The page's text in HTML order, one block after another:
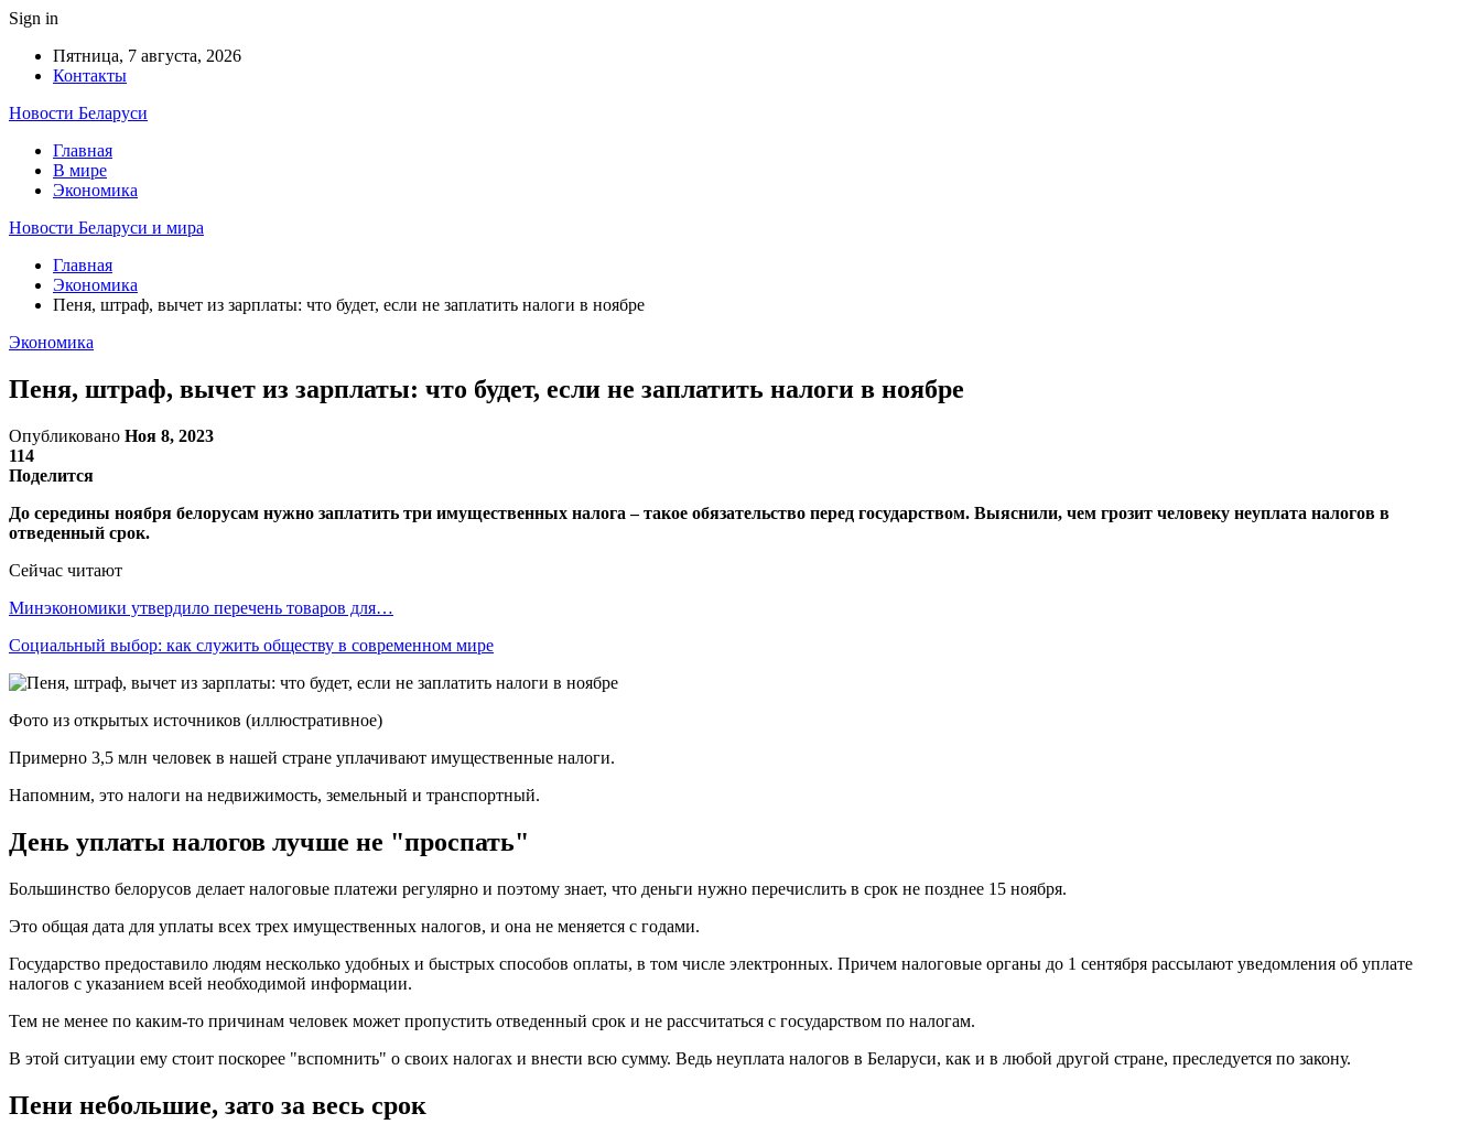
Sign in
Пятница, 7 августа, 2026
Контакты
Новости Беларуси
Главная
В мире
Экономика
Новости Беларуси и мира
Главная
Экономика
Пеня, штраф, вычет из зарплаты: что будет, если не заплатить налоги в ноябре
Экономика
Пеня, штраф, вычет из зарплаты: что будет, если не заплатить налоги в ноябре
Опубликовано Ноя 8, 2023
114
Поделится
До середины ноября белорусам нужно заплатить три имущественных налога – такое обязательство перед государством. Выяснили, чем грозит человеку неуплата налогов в
отведенный срок.
Сейчас читают
Минэкономики утвердило перечень товаров для…
Социальный выбор: как служить обществу в современном мире
Фото из открытых источников (иллюстративное)
Примерно 3,5 млн человек в нашей стране уплачивают имущественные налоги.
Напомним, это налоги на недвижимость, земельный и транспортный.
День уплаты налогов лучше не "проспать"
Большинство белорусов делает налоговые платежи регулярно и поэтому знает, что деньги нужно перечислить в срок не позднее 15 ноября.
Это общая дата для уплаты всех трех имущественных налогов, и она не меняется с годами.
Государство предоставило людям несколько удобных и быстрых способов оплаты, в том числе электронных. Причем налоговые органы до 1 сентября рассылают уведомления об уплате
налогов с указанием всей необходимой информации.
Тем не менее по каким-то причинам человек может пропустить отведенный срок и не рассчитаться с государством по налогам.
В этой ситуации ему стоит поскорее "вспомнить" о своих налогах и внести всю сумму. Ведь неуплата налогов в Беларуси, как и в любой другой стране, преследуется по закону.
Пени небольшие, зато за весь срок